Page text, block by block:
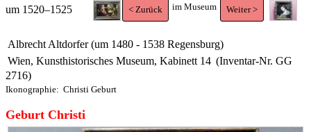
< Zurück im Museum Weiter >
um 1520–1525
Albrecht Altdorfer (um 1480 - 1538 Regensburg)
Wien, Kunsthistorisches Museum, Kabinett 14 (Inventar-Nr. GG
2716)
Ikonographie: Christi Geburt
Geburt Christi